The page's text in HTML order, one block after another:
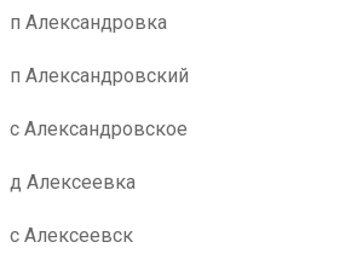
п Александровка
п Александровский
с Александровское
д Алексеевка
с Алексеевск